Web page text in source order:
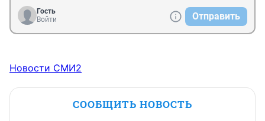
Гость
Войти
Отправить
Новости СМИ2
СООБЩИТЬ НОВОСТЬ